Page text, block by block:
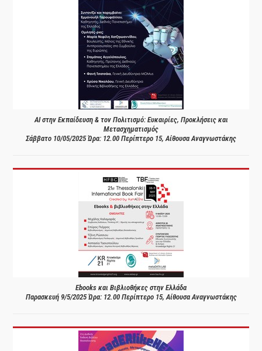
AI στην Εκπαίδευση & τον Πολιτισμό: Ευκαιρίες, Προκλήσεις και
Μετασχηματισμός
Σάββατο 10/05/2025 Ώρα: 12.00 Περίπτερο 15, Αίθουσα Αναγνωστάκης
Ebooks και Βιβλιοθήκες στην Ελλάδα
Παρασκευή 9/5/2025 Ώρα: 12.00 Περίπτερο 15, Αίθουσα Αναγνωστάκης